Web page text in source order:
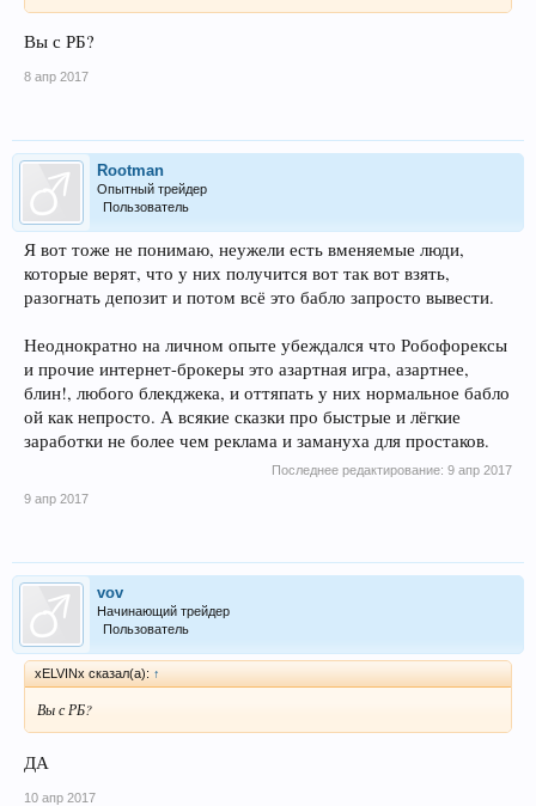
Вы с РБ?
8 апр 2017
Rootman
Опытный трейдер
Пользователь
Я вот тоже не понимаю, неужели есть вменяемые люди,
которые верят, что у них получится вот так вот взять,
разогнать депозит и потом всё это бабло запросто вывести.
Неоднократно на личном опыте убеждался что Робофорексы
и прочие интернет-брокеры это азартная игра, азартнее,
блин!, любого блекджека, и оттяпать у них нормальное бабло
ой как непросто. А всякие сказки про быстрые и лёгкие
заработки не более чем реклама и замануха для простаков.
Последнее редактирование: 9 апр 2017
9 апр 2017
vov
Начинающий трейдер
Пользователь
xELVINx сказал(а): ↑
Вы с РБ?
ДА
10 апр 2017